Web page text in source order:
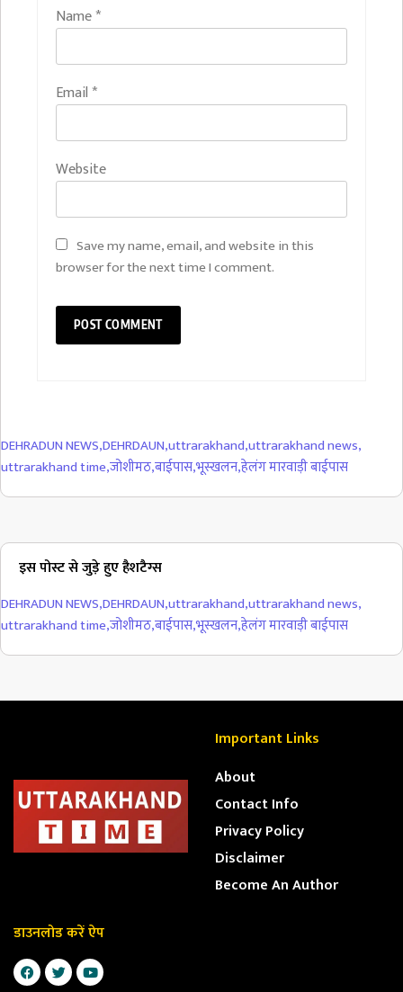
Name*
Email *
Website
Save my name, email, and website in this
browser for the next time I comment.
DEHRADUN NEWS,DEHRDAUN,uttrarakhand,uttrarakhand news,
uttrarakhand time,जोशीमठ,बाईपास,भूस्खलन,हेलंग मारवाड़ी बाईपास
इस पोस्ट से जुड़े हुए हैशटैग्स
DEHRADUN NEWS,DEHRDAUN,uttrarakhand,uttrarakhand news,
uttrarakhand time,जोशीमठ,बाईपास,भूस्खलन,हेलंग मारवाड़ी बाईपास
Important Links
About
Contact Info
Privacy Policy
Disclaimer
Become An Author
डाउनलोड करें ऐप